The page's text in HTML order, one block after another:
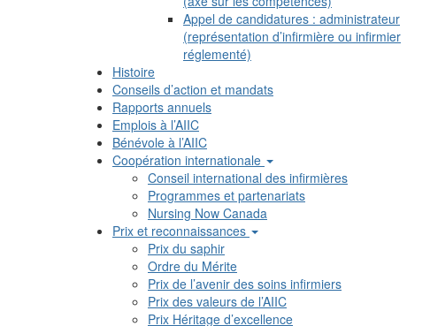
Appel de candidatures : administrateur
(représentation d’infirmière ou infirmier
réglementé)
Histoire
Conseils d’action et mandats
Rapports annuels
Emplois à l’AIIC
Bénévole à l’AIIC
Coopération internationale
Conseil international des infirmières
Programmes et partenariats
Nursing Now Canada
Prix et reconnaissances
Prix du saphir
Ordre du Mérite
Prix de l’avenir des soins infirmiers
Prix des valeurs de l’AIIC
Prix Héritage d’excellence